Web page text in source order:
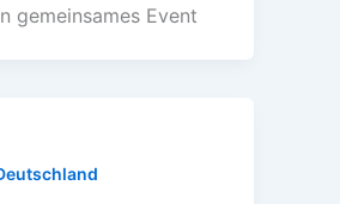
gemeinsames Event